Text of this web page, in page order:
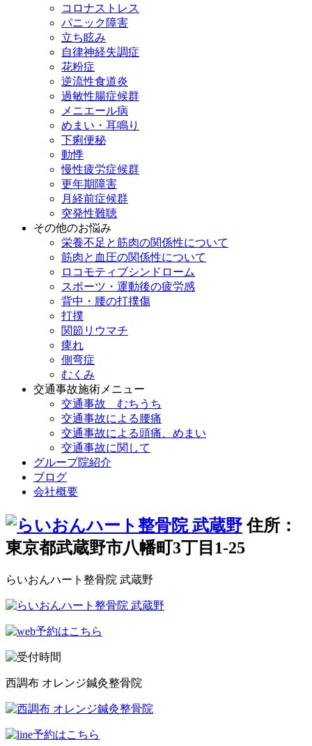
コロナストレス
パニック障害
立ち眩み
自律神経失調症
花粉症
逆流性食道炎
過敏性腸症候群
メニエール病
めまい・耳鳴り
下痢便秘
動悸
慢性疲労症候群
更年期障害
月経前症候群
突発性難聴
その他のお悩み
栄養不足と筋肉の関係性について
筋肉と血圧の関係性について
ロコモティブシンドローム
スポーツ・運動後の疲労感
背中・腰の打撲傷
打撲
関節リウマチ
痺れ
側弯症
むくみ
交通事故施術メニュー
交通事故 むちうち
交通事故による腰痛
交通事故による頭痛、めまい
交通事故に関して
グループ院紹介
ブログ
会社概要
住所：
東京都武蔵野市八幡町3丁目1-25
らいおんハート整骨院 武蔵野
西調布 オレンジ鍼灸整骨院